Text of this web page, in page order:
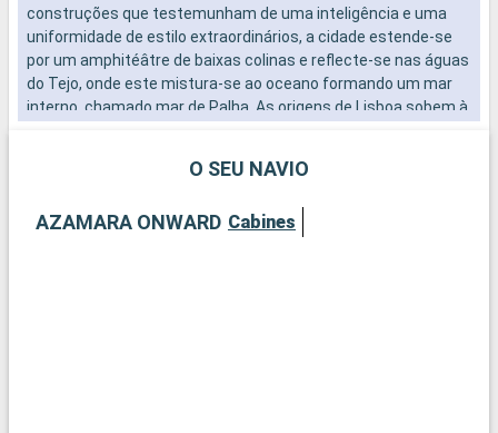
construções que testemunham de uma inteligência e uma
uniformidade de estilo extraordinários, a cidade estende-se
por um amphitéâtre de baixas colinas e reflecte-se nas águas
do Tejo, onde este mistura-se ao oceano formando um mar
interno, chamado mar de Palha. As origens de Lisboa sobem à
pessoa, aquando de uma muito das numerosas etapas que
O SEU NAVIO
AZAMARA ONWARD Cabines